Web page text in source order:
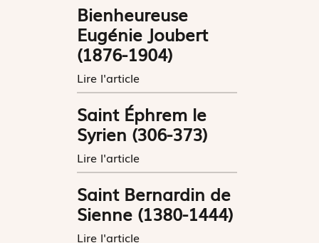
Bienheureuse
Eugénie Joubert
(1876-1904)
Lire l'article
Saint Éphrem le
Syrien (306-373)
Lire l'article
Saint Bernardin de
Sienne (1380-1444)
Lire l'article